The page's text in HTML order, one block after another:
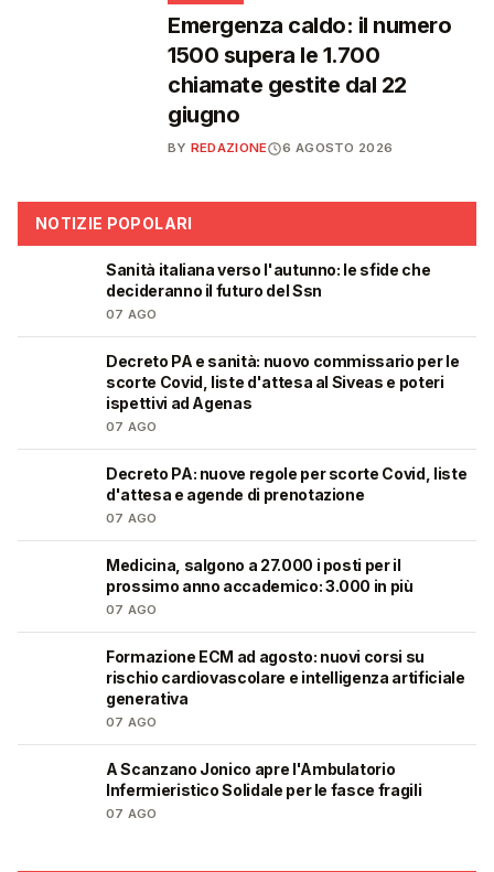
Emergenza caldo: il numero
1500 supera le 1.700
chiamate gestite dal 22
giugno
BY REDAZIONE 6 AGOSTO 2026
NOTIZIE POPOLARI
Sanità italiana verso l'autunno: le sfide che
decideranno il futuro del Ssn
07 AGO
Decreto PA e sanità: nuovo commissario per le
scorte Covid, liste d'attesa al Siveas e poteri
ispettivi ad Agenas
07 AGO
Decreto PA: nuove regole per scorte Covid, liste
d'attesa e agende di prenotazione
07 AGO
Medicina, salgono a 27.000 i posti per il
prossimo anno accademico: 3.000 in più
07 AGO
Formazione ECM ad agosto: nuovi corsi su
rischio cardiovascolare e intelligenza artificiale
generativa
07 AGO
A Scanzano Jonico apre l'Ambulatorio
Infermieristico Solidale per le fasce fragili
07 AGO